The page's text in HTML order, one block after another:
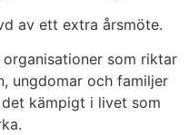
av ett extra årsmöte.
som riktar
ungdomar och familjer
kämpigt i livet som